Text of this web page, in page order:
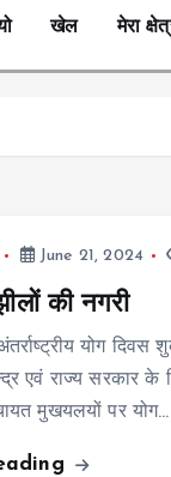
खेल मेरा
June 21, 2024
की नगरी
योग
एवं राज्य सरकार के
मुखयलयों पर योग…